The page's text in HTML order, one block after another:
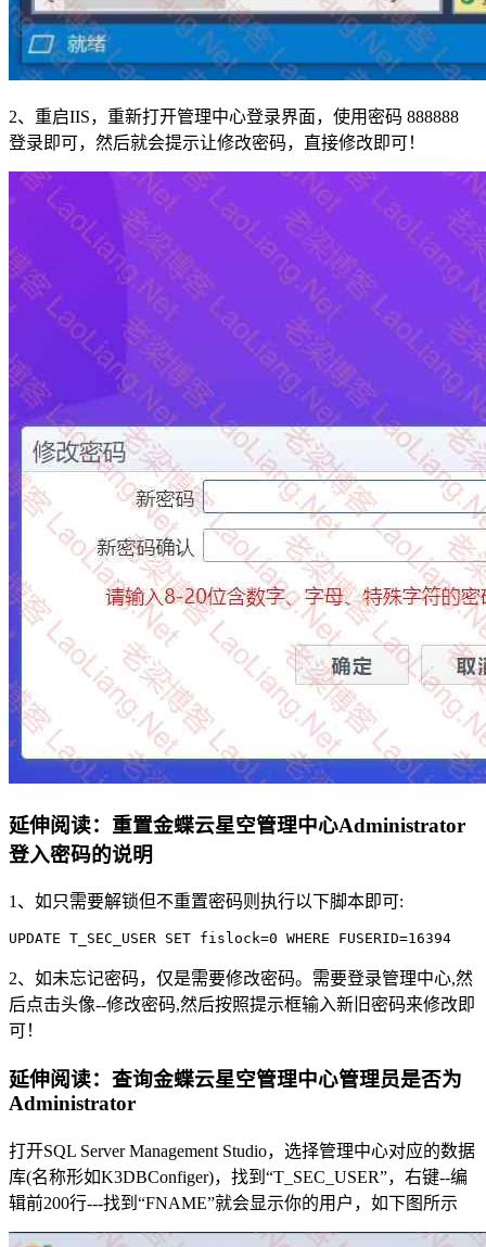
2、重启IIS，重新打开管理中心登录界面，使用密码 888888
登录即可，然后就会提示让修改密码，直接修改即可！
延伸阅读：重置金蝶云星空管理中心Administrator
登入密码的说明
1、如只需要解锁但不重置密码则执行以下脚本即可:
UPDATE T_SEC_USER SET fislock=0 WHERE FUSERID=16394
2、如未忘记密码，仅是需要修改密码。需要登录管理中心,然
后点击头像--修改密码,然后按照提示框输入新旧密码来修改即
可！
延伸阅读：查询金蝶云星空管理中心管理员是否为
Administrator
打开SQL Server Management Studio，选择管理中心对应的数据
库(名称形如K3DBConfiger)，找到“T_SEC_USER”，右键--编
辑前200行---找到“FNAME”就会显示你的用户，如下图所示